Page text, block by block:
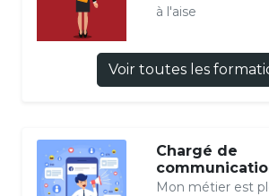
à l'aise
Voir toutes les
Chargé de
Mon métier est